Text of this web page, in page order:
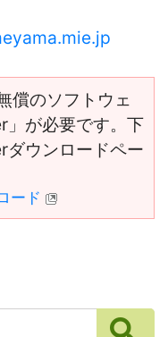
償のソフトウェ
が必要です。下
ウンロードペー
ード